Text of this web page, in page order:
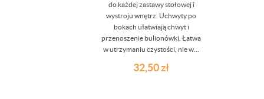
do każdej zastawy stołowej i
wystroju wnętrz. Uchwyty po
bokach ułatwiają chwyt i
przenoszenie bulionówki. Łatwa
w utrzymaniu czystości, nie w...
32,50zł